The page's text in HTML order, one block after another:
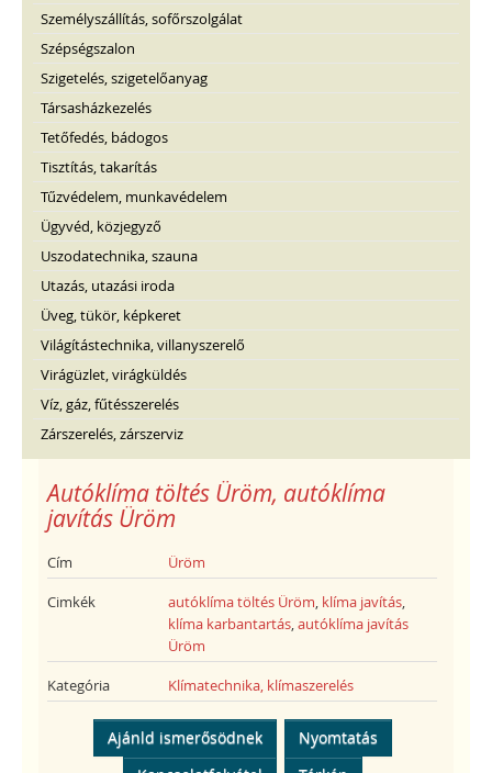
Személyszállítás, sofőrszolgálat
Szépségszalon
Szigetelés, szigetelőanyag
Társasházkezelés
Tetőfedés, bádogos
Tisztítás, takarítás
Tűzvédelem, munkavédelem
Ügyvéd, közjegyző
Uszodatechnika, szauna
Utazás, utazási iroda
Üveg, tükör, képkeret
Világítástechnika, villanyszerelő
Virágüzlet, virágküldés
Víz, gáz, fűtésszerelés
Zárszerelés, zárszerviz
Autóklíma töltés Üröm, autóklíma
javítás Üröm
Cím Üröm
Cimkék autóklíma töltés Üröm, klíma javítás,
klíma karbantartás,autóklíma javítás
Üröm
Kategória Klímatechnika, klímaszerelés
Ajánld ismerősödnek
Nyomtatás